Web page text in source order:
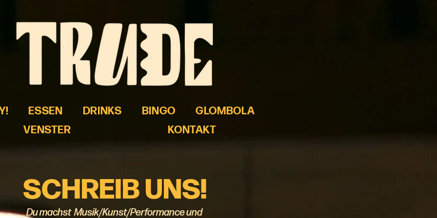
ESSEN DRINKS BINGO
GLOMBOLA
VENSTER
KONTAKT
SCHREIB UNS!
Du machst Musik/Kunst/Performance und